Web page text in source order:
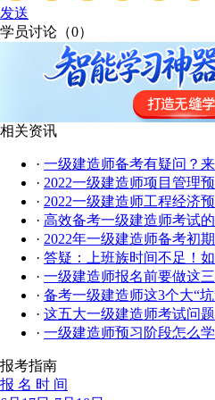
发送
学员讨论（0）
相关资讯
· 一级建造师备考有疑问？
· 2022一级建造师项目管理
· 2022一级建造师工程经济
· 高效备考一级建造师考试
· 2022年一级建造师备考初
· 答疑：上班族时间不足！
· 一级建造师报名前要做这
· 备考一级建造师这3个大“坑
· 这五大一级建造师考试问
· 一级建造师预习阶段怎么
报考指南
报 名 时 间